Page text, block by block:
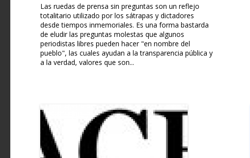
Las ruedas de prensa sin preguntas son un reflejo
totalitario utilizado por los sátrapas y dictadores
desde tiempos inmemoriales. Es una forma bastarda
de eludir las preguntas molestas que algunos
periodistas libres pueden hacer "en nombre del
pueblo", las cuales ayudan a la transparencia pública y
a la verdad, valores que son...